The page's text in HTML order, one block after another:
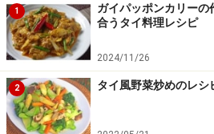
も手に打ち付けて空気を抜く必
整えず、凸凹しているほうが屋台
1
ガイパッポンカリーの
合うタイ料理レシピ
2024/11/26
2 タイ風野菜炒めのレシ